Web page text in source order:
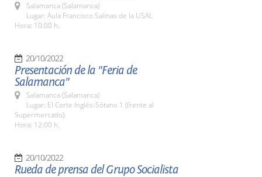
Salamanca (Salamanca)
Lugar: Aula Francisco Salinas de la USAL
Hora: 10:00 h.
20/10/2022
Presentación de la "Feria de
Salamanca"
Salamanca (Salamanca)
Lugar: El Corte Inglés-Sótano 1 (frente al
Supermercado).
Hora: 12:00 h.
20/10/2022
Rueda de prensa del Grupo Socialista